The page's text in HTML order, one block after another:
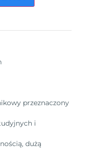
przeznaczony
i
dużą